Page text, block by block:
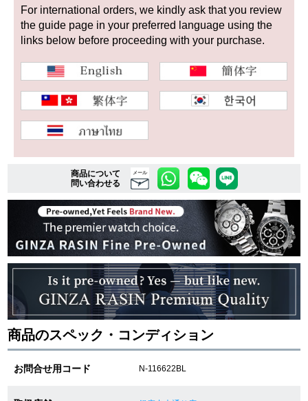
中古品 アンティーク品
複数条件で商品を絞り込む
詳細検索はこちら
ご利用ガイド
GINZA RASINのプレミアムクオリティについて
送料・お支払方法
ショッピングローンの流れ
よくある質問
For international orders, we kindly ask that you review
the guide page in your preferred language using the
links below before proceeding with your purchase.
商品について
問い合わせる
メール
商品のスペック・コンディション
お問合せ用コード N-116622BL